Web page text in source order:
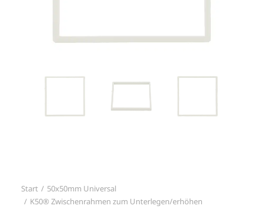
Search
Start
50x50mm Universal
K50® Zwischenrahmen zum Unterlegen/erhöhen